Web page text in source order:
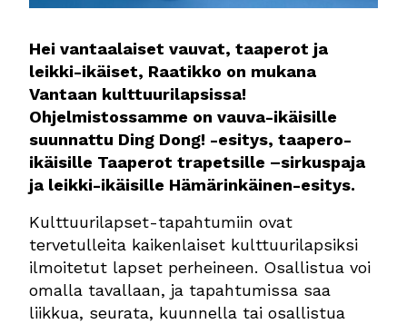
Hei vantaalaiset vauvat, taaperot ja
leikki-ikäiset, Raatikko on mukana
Vantaan kulttuurilapsissa!
Ohjelmistossamme on vauva-ikäisille
suunnattu Ding Dong! -esitys, taapero-
ikäisille Taaperot trapetsille –sirkuspaja
ja leikki-ikäisille Hämärinkäinen-esitys.
Kulttuurilapset-tapahtumiin ovat
tervetulleita kaikenlaiset kulttuurilapsiksi
ilmoitetut lapset perheineen. Osallistua voi
omalla tavallaan, ja tapahtumissa saa
liikkua, seurata, kuunnella tai osallistua